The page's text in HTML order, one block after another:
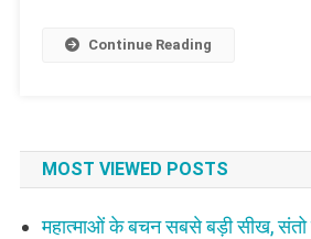
Continue Reading
MOST VIEWED POSTS
महात्माओं के बचन सबसे बड़ी सीख, संतो